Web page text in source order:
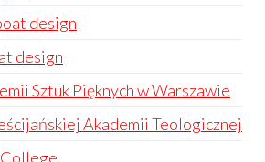
design
design
Sztuk Pięknych w Warszawie
Akademii Teologicznej